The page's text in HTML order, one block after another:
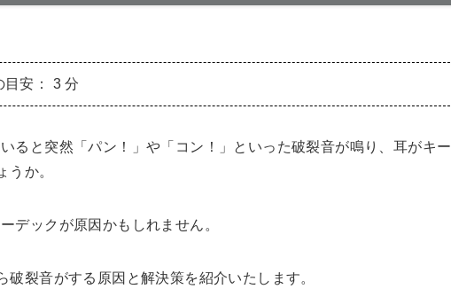
安： 3 分
ると突然「パン！」や「コン！」といった破裂音が鳴り、耳がキー
うか。
デックが原因かもしれません。
裂音がする原因と解決策を紹介いたします。